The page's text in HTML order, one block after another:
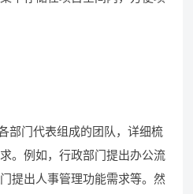
部门代表组成的团队，详细梳
。例如，行政部门提出办公流
提出人事管理功能需求等。然